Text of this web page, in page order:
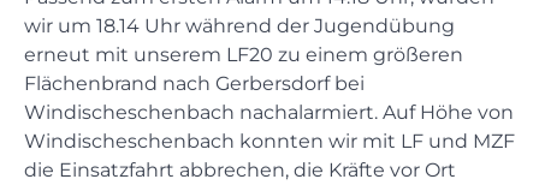
wir um 18.14 Uhr während der Jugendübung
erneut mit unserem LF20 zu einem größeren
Flächenbrand nach Gerbersdorf bei
Windischeschenbach nachalarmiert. Auf Höhe von
Windischeschenbach konnten wir mit LF und MZF
die Einsatzfahrt abbrechen, die Kräfte vor Ort